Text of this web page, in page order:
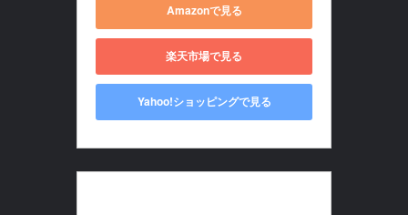
Amazonで見る
楽天市場で見る
Yahoo!ショッピングで見る